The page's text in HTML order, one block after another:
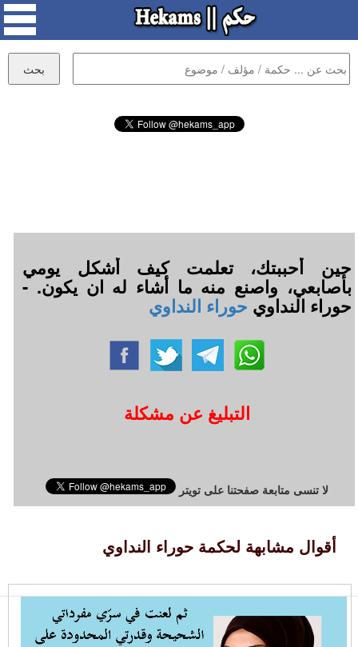
حين أحببتك، تعلمت كيف أشكل يومي
بأصابعي، واصنع منه ما أشاء له ان يكون. -
حوراء النداوي حوراء النداوي
التبليغ عن مشكلة
لا تنسى متابعة صفحتنا على تويتر
أقوال مشابهة لحكمة حوراء النداوي